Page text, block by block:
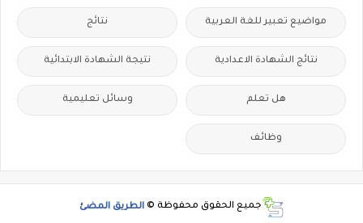
مواضيع تعبير للغة العربية نتائج
نتائج الشهادة الاعدادية نتيجة الشهادة الابتدائية
هل تعلم وسائل تعليمية
وظائف
جميع الحقوق محفوظة © الطريق المضئ